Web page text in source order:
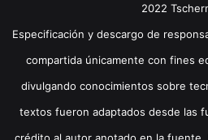
2022
Especificación y descargo de
compartida únicamente con fines
divulgando conocimientos sobre
textos fueron adaptados desde las
crédito al autor anotado en la